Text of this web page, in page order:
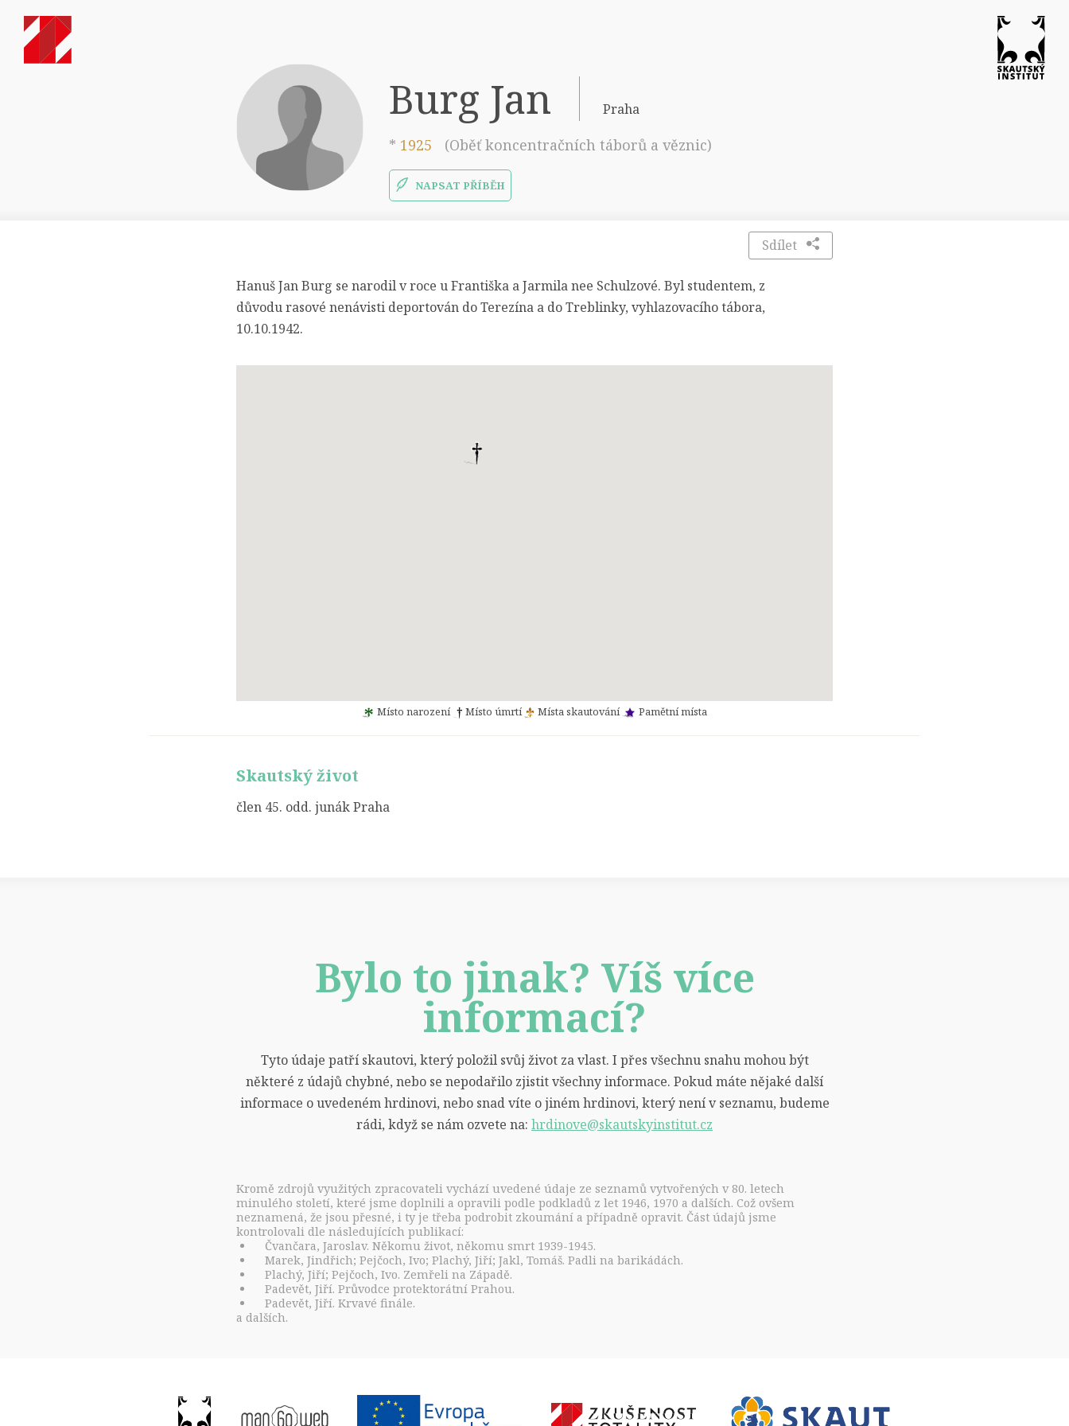
Burg Jan Praha
* 1925 (Oběť koncentračních táborů a věznic)
NAPSAT PŘÍBĚH
Sdílet
Hanuš Jan Burg se narodil v roce u Františka a Jarmila nee Schulzové. Byl studentem, z
důvodu rasové nenávisti deportován do Terezína a do Treblinky, vyhlazovacího tábora,
10.10.1942.
Místo narození Místo úmrtí Místa skautování Pamětní místa
Skautský život
člen 45. odd. junák Praha
Bylo to jinak? Víš více
informací?
Tyto údaje patří skautovi, který položil svůj život za vlast. I přes všechnu snahu mohou být
některé z údajů chybné, nebo se nepodařilo zjistit všechny informace. Pokud máte nějaké další
informace o uvedeném hrdinovi, nebo snad víte o jiném hrdinovi, který není v seznamu, budeme
rádi, když se nám ozvete na: hrdinove@skautskyinstitut.cz
Kromě zdrojů využitých zpracovateli vychází uvedené údaje ze seznamů vytvořených v 80. letech
minulého století, které jsme doplnili a opravili podle podkladů z let 1946, 1970 a dalších. Což ovšem
neznamená, že jsou přesné, i ty je třeba podrobit zkoumání a případně opravit. Část údajů jsme
kontrolovali dle následujících publikací:
Čvančara, Jaroslav. Někomu život, někomu smrt 1939-1945.
Marek, Jindřich; Pejčoch, Ivo; Plachý, Jiří; Jakl, Tomáš. Padli na barikádách.
Plachý, Jiří; Pejčoch, Ivo. Zemřeli na Západě.
Padevět, Jiří. Průvodce protektorátní Prahou.
Padevět, Jiří. Krvavé finále.
a dalších.